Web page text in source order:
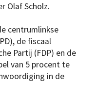
Olaf Scholz.
centrumlinkse
de fiscaal
Partij (FDP) en de
van 5 procent te
in de